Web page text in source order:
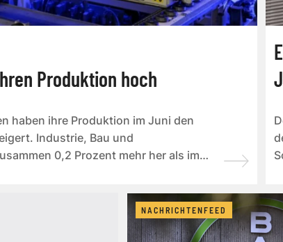
Produktion hoch
haben ihre Produktion im Juni den
Industrie, Bau und
0,2 Prozent mehr her als im
NACHRICHTENFEED